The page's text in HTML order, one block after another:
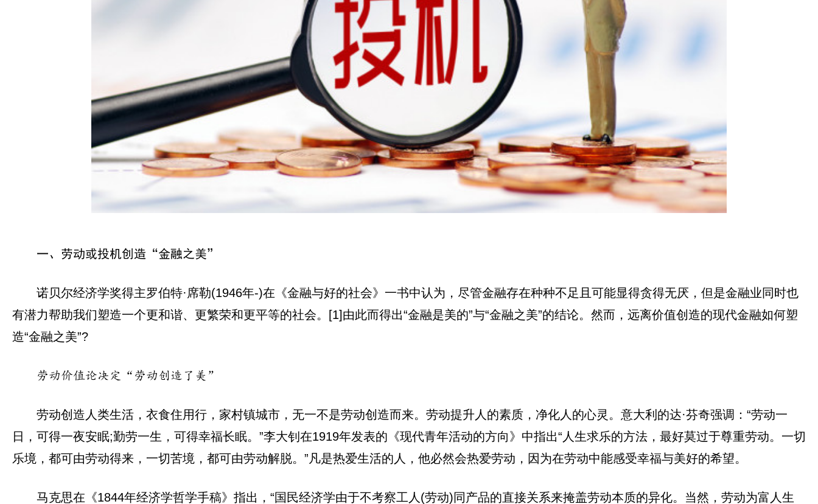
一、劳动或投机创造“金融之美”
诺贝尔经济学奖得主罗伯特·席勒(1946年-)在《金融与好的社会》一书中认为，尽管金融存在种种不足且可能显得贪得无厌，但是金融业同时也
有潜力帮助我们塑造一个更和谐、更繁荣和更平等的社会。[1]由此而得出“金融是美的”与“金融之美”的结论。然而，远离价值创造的现代金融如何塑
造“金融之美”?
劳动价值论决定“劳动创造了美”
劳动创造人类生活，衣食住用行，家村镇城市，无一不是劳动创造而来。劳动提升人的素质，净化人的心灵。意大利的达·芬奇强调：“劳动一
日，可得一夜安眠;勤劳一生，可得幸福长眠。”李大钊在1919年发表的《现代青年活动的方向》中指出“人生求乐的方法，最好莫过于尊重劳动。一切
乐境，都可由劳动得来，一切苦境，都可由劳动解脱。”凡是热爱生活的人，他必然会热爱劳动，因为在劳动中能感受幸福与美好的希望。
马克思在《1844年经济学哲学手稿》指出，“国民经济学由于不考察工人(劳动)同产品的直接关系来掩盖劳动本质的异化。当然，劳动为富人生